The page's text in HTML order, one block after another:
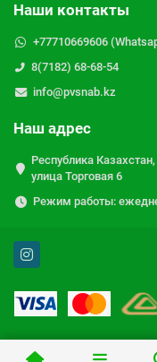
Наши контакты
+77710669606
8(7182) 68-68-54
info@pvsnab.kz
Наш адрес
Республика
улица Торговая 6
Режим работы: